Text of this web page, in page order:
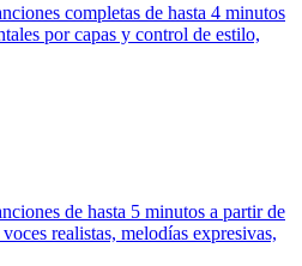
completas de hasta 4 minutos
por capas y control de estilo,
de hasta 5 minutos a partir de
realistas, melodías expresivas,